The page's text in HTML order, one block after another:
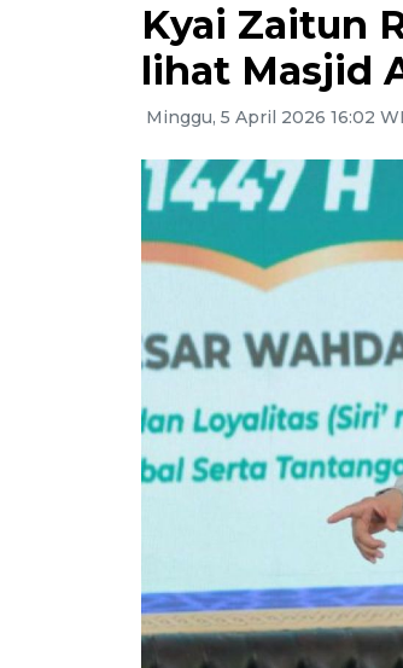
Kyai Zaitun
lihat Masjid
Minggu, 5 April 2026 16:02